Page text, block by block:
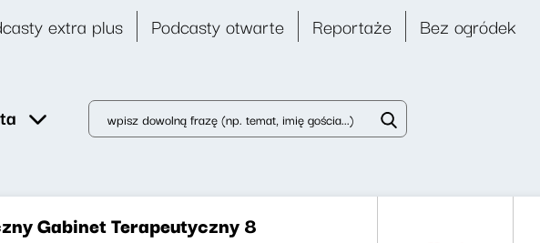
extra plus Podcasty otwarte Reportaże Bez ogródek
Gabinet Terapeutyczny 8